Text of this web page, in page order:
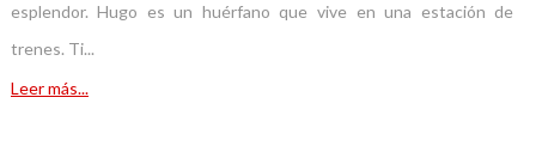
esplendor. Hugo es un huérfano que vive en una estación de
trenes. Ti...
Leer más...